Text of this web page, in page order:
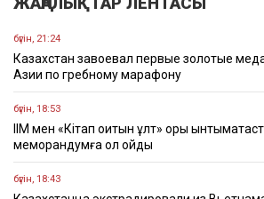
бүгін, 21:24
Казахстан завоевал первые золотые
Азии по гребному марафону
бүгін, 18:53
ІІМ мен «Кітап оқитын ұлт» қоры
меморандумға қол қойды
бүгін, 18:43